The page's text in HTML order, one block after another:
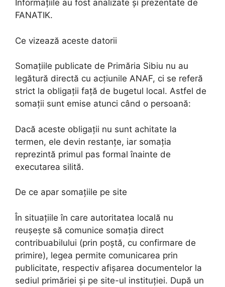
Informațiile au fost analizate și prezentate de
FANATIK.
Ce vizează aceste datorii
Somațiile publicate de Primăria Sibiu nu au
legătură directă cu acțiunile ANAF, ci se referă
strict la obligații față de bugetul local. Astfel de
somații sunt emise atunci când o persoană:
Dacă aceste obligații nu sunt achitate la
termen, ele devin restanțe, iar somația
reprezintă primul pas formal înainte de
executarea silită.
De ce apar somațiile pe site
În situațiile în care autoritatea locală nu
reușește să comunice somația direct
contribuabilului (prin poștă, cu confirmare de
primire), legea permite comunicarea prin
publicitate, respectiv afișarea documentelor la
sediul primăriei și pe site-ul instituției. După un